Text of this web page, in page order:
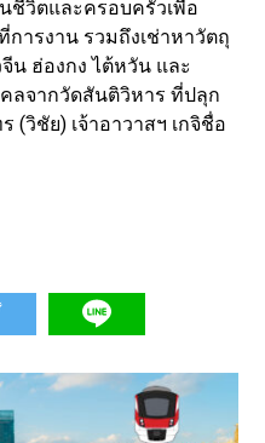
ชีวิตและครอบครัวเพื่อ
การงาน รวมถึงเช่าหาวัตถุ
น ฮ่องกง ไต้หวัน และ
ลจากวัดสันติวิหาร ที่ปลุก
(วิชัย) เจ้าอาวาสฯ เกจิชื่อ